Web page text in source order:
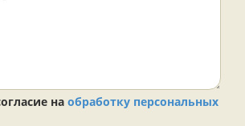
на обработку персональных